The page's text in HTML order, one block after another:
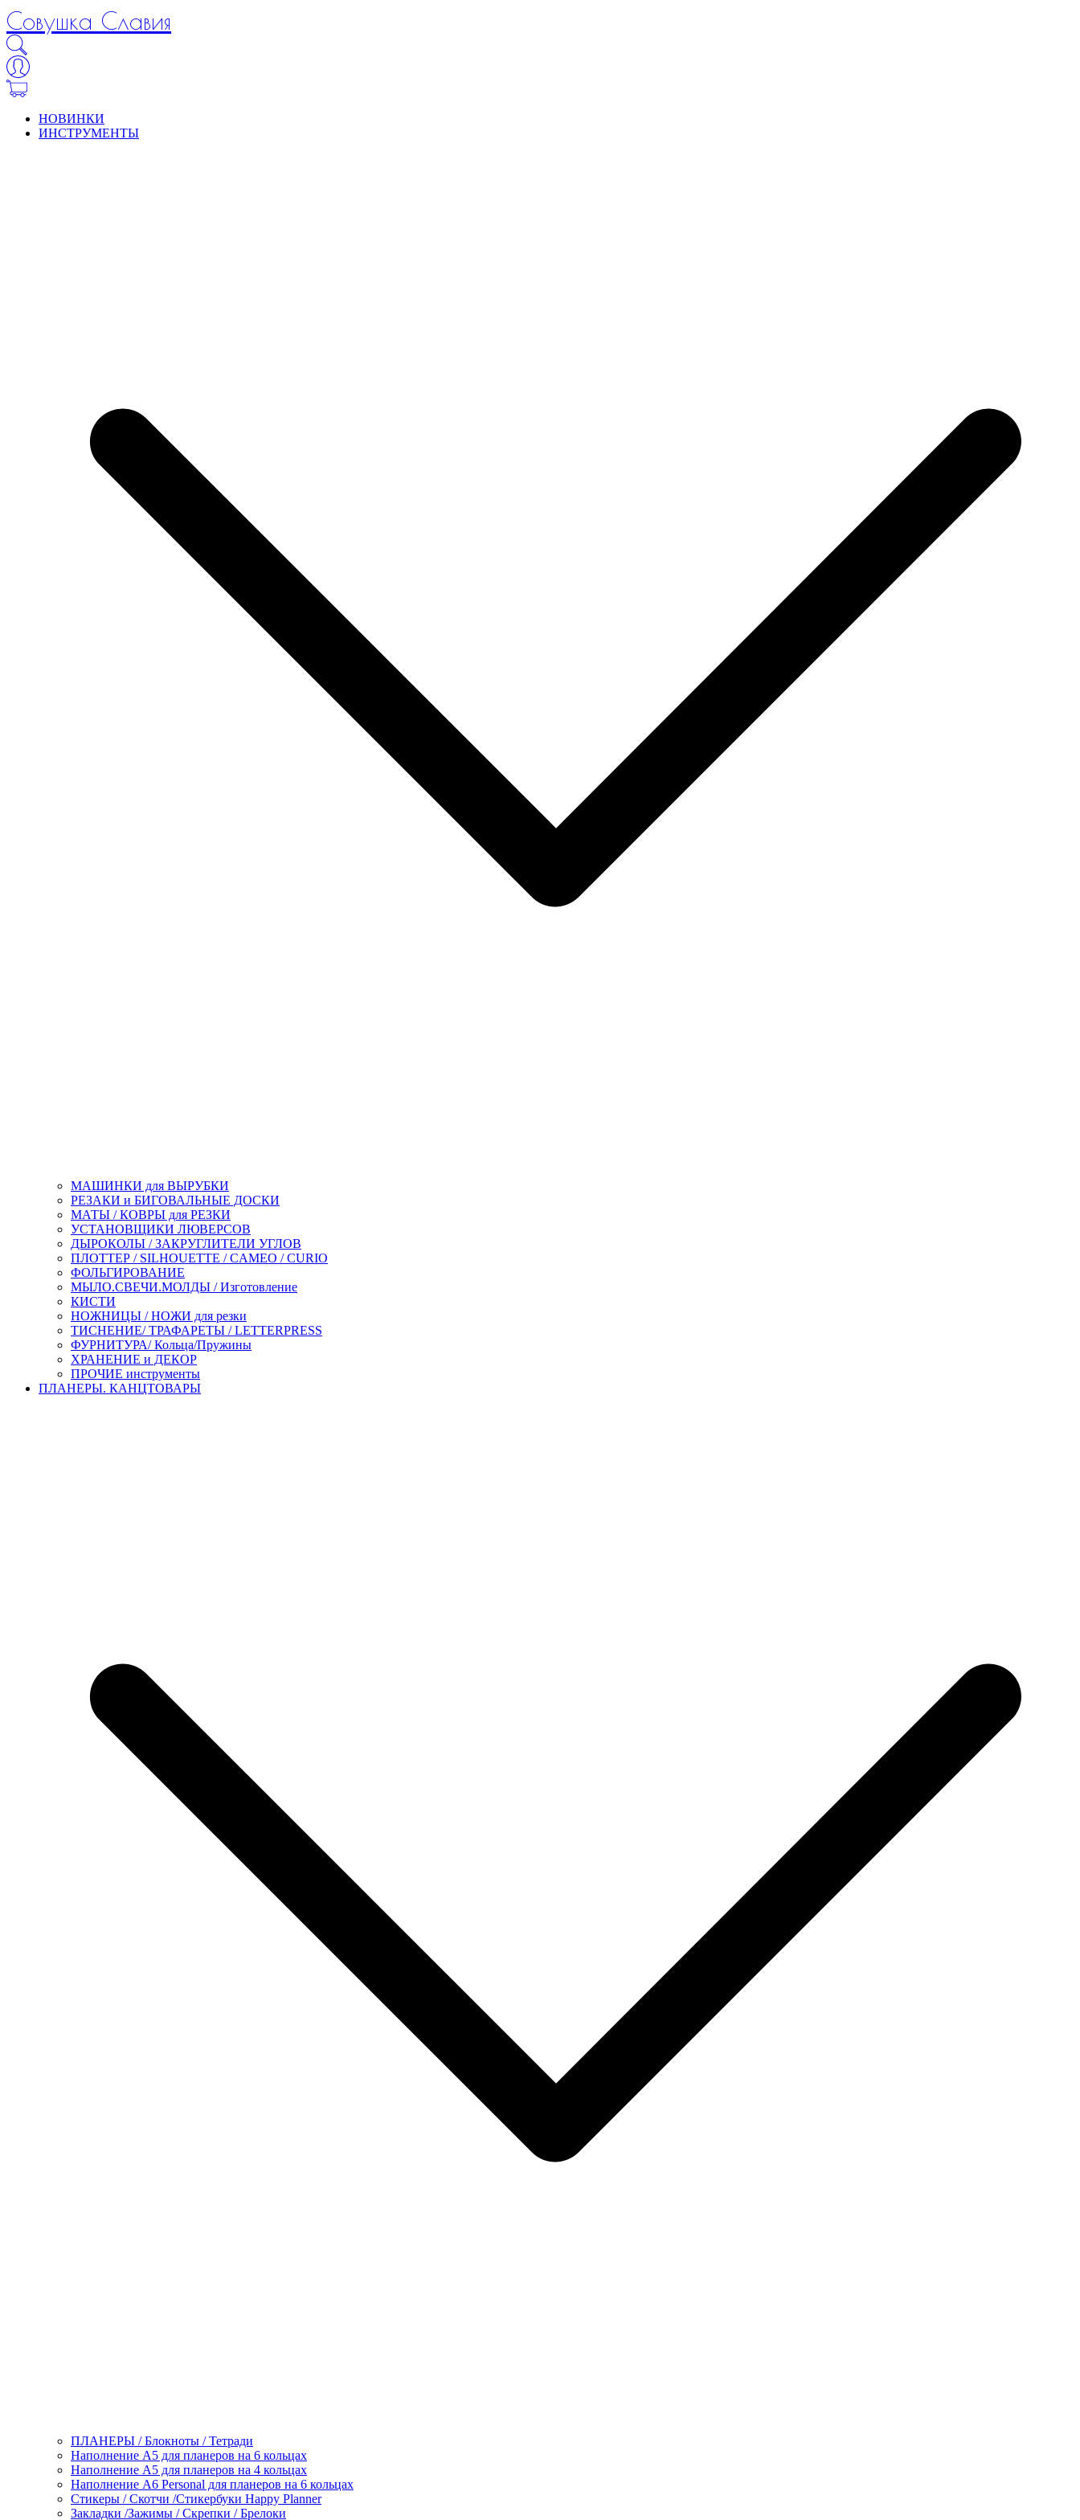
Совушка Славия
НОВИНКИ
ИНСТРУМЕНТЫ
МАШИНКИ для ВЫРУБКИ
РЕЗАКИ и БИГОВАЛЬНЫЕ ДОСКИ
МАТЫ / КОВРЫ для РЕЗКИ
УСТАНОВЩИКИ ЛЮВЕРСОВ
ДЫРОКОЛЫ / ЗАКРУГЛИТЕЛИ УГЛОВ
ПЛОТТЕР / SILHOUETTE / CAMEO / CURIO
ФОЛЬГИРОВАНИЕ
МЫЛО.СВЕЧИ.МОЛДЫ / Изготовление
КИСТИ
НОЖНИЦЫ / НОЖИ для резки
ТИСНЕНИЕ/ ТРАФАРЕТЫ / LETTERPRESS
ФУРНИТУРА/ Кольца/Пружины
ХРАНЕНИЕ и ДЕКОР
ПРОЧИЕ инструменты
ПЛАНЕРЫ. КАНЦТОВАРЫ
ПЛАНЕРЫ / Блокноты / Тетради
Наполнение А5 для планеров на 6 кольцах
Наполнение А5 для планеров на 4 кольцах
Наполнение А6 Personal для планеров на 6 кольцах
Стикеры / Скотчи /Стикербуки Happy Planner
Закладки /Зажимы / Скрепки / Брелоки